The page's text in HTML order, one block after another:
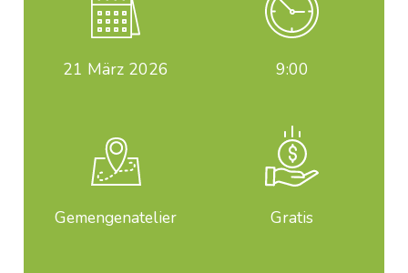
21 März 2026 9:00
Gemengenatelier Gratis